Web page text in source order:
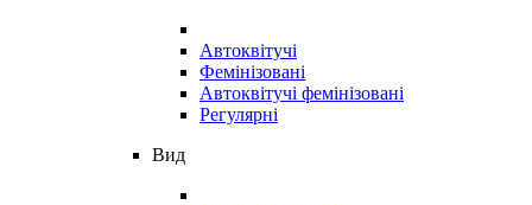
Автоквітучі
Фемінізовані
Автоквітучі фемінізовані
Регулярні
Вид